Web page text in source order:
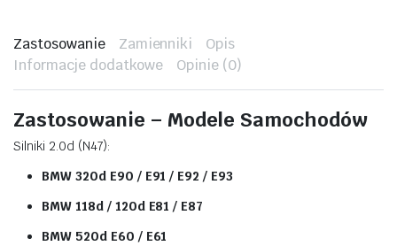
Zastosowanie Zamienniki
Opis
Informacje dodatkowe
Opinie (0)
Zastosowanie – Modele Samochodów
Silniki 2.0d (N47):
BMW 320d E90 / E91 / E92 / E93
BMW 118d / 120d E81 / E87
BMW 520d E60 / E61